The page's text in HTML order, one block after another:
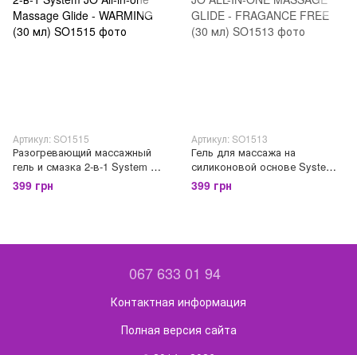
Артикул: SO1515
Разогревающий массажный
гель и смазка 2-в-1 System JO
All-in-one Massage Glide -
WARMING (30 мл)
399 грн
Артикул: SO1513
Гель для массажа на
силиконовой основе System
JO ALL-IN-ONE MASSAGE
GLIDE - FRAGANCE FREE (30
399 грн
067 633 01 94
Контактная информация
Полная версия сайта